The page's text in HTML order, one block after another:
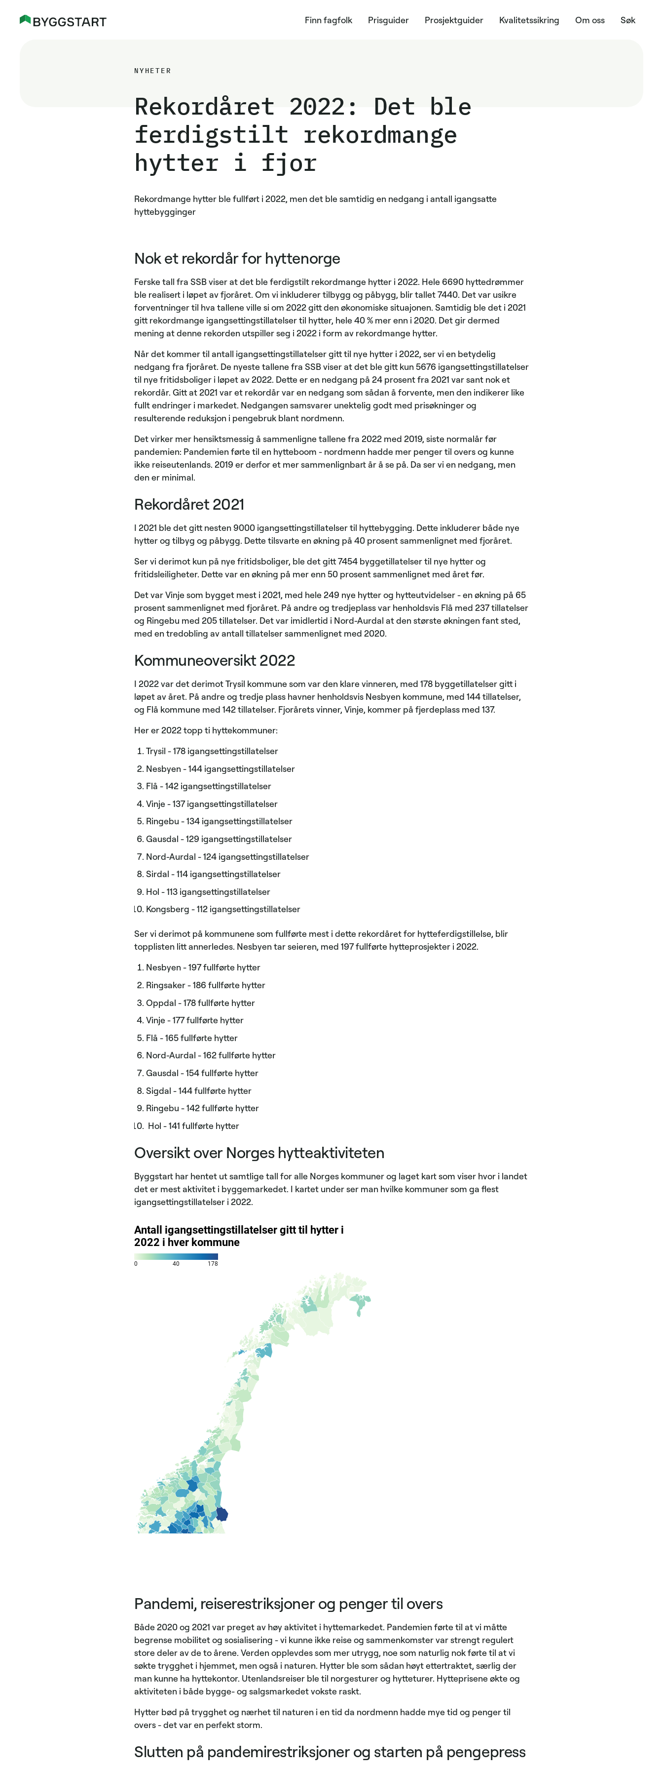
Finn fagfolk Prisguider Prosjektguider Kvalitetssikring Om oss Søk
NYHETER
Rekordåret 2022: Det ble
ferdigstilt rekordmange
hytter i fjor
Rekordmange hytter ble fullført i 2022, men det ble samtidig en nedgang i antall igangsatte
hyttebygginger
Nok et rekordår for hyttenorge
Ferske tall fra SSB viser at det ble ferdigstilt rekordmange hytter i 2022. Hele 6690 hyttedrømmer
ble realisert i løpet av fjoråret. Om vi inkluderer tilbygg og påbygg, blir tallet 7440. Det var usikre
forventninger til hva tallene ville si om 2022 gitt den økonomiske situajonen. Samtidig ble det i 2021
gitt rekordmange igangsettingstillatelser til hytter, hele 40 % mer enn i 2020. Det gir dermed
mening at denne rekorden utspiller seg i 2022 i form av rekordmange hytter.
Når det kommer til antall igangsettingstillatelser gitt til nye hytter i 2022, ser vi en betydelig
nedgang fra fjoråret. De nyeste tallene fra SSB viser at det ble gitt kun 5676 igangsettingstillatelser
til nye fritidsboliger i løpet av 2022. Dette er en nedgang på 24 prosent fra 2021 var sant nok et
rekordår. Gitt at 2021 var et rekordår var en nedgang som sådan å forvente, men den indikerer like
fullt endringer i markedet. Nedgangen samsvarer unektelig godt med prisøkninger og
resulterende reduksjon i pengebruk blant nordmenn.
Det virker mer hensiktsmessig å sammenligne tallene fra 2022 med 2019, siste normalår før
pandemien: Pandemien førte til en hytteboom - nordmenn hadde mer penger til overs og kunne
ikke reiseutenlands. 2019 er derfor et mer sammenlignbart år å se på. Da ser vi en nedgang, men
den er minimal.
Rekordåret 2021
I 2021 ble det gitt nesten 9000 igangsettingstillatelser til hyttebygging. Dette inkluderer både nye
hytter og tilbyg og påbygg. Dette tilsvarte en økning på 40 prosent sammenlignet med fjoråret.
Ser vi derimot kun på nye fritidsboliger, ble det gitt 7454 byggetillatelser til nye hytter og
fritidsleiligheter. Dette var en økning på mer enn 50 prosent sammenlignet med året før.
Det var Vinje som bygget mest i 2021, med hele 249 nye hytter og hytteutvidelser - en økning på 65
prosent sammenlignet med fjoråret. På andre og tredjeplass var henholdsvis Flå med 237 tillatelser
og Ringebu med 205 tillatelser. Det var imidlertid i Nord-Aurdal at den største økningen fant sted,
med en tredobling av antall tillatelser sammenlignet med 2020.
Kommuneoversikt 2022
I 2022 var det derimot Trysil kommune som var den klare vinneren, med 178 byggetillatelser gitt i
løpet av året. På andre og tredje plass havner henholdsvis Nesbyen kommune, med 144 tillatelser,
og Flå kommune med 142 tillatelser. Fjorårets vinner, Vinje, kommer på fjerdeplass med 137.
Her er 2022 topp ti hyttekommuner:
Trysil - 178 igangsettingstillatelser
Nesbyen - 144 igangsettingstillatelser
Flå - 142 igangsettingstillatelser
Vinje - 137 igangsettingstillatelser
Ringebu - 134 igangsettingstillatelser
Gausdal - 129 igangsettingstillatelser
Nord-Aurdal - 124 igangsettingstillatelser
Sirdal - 114 igangsettingstillatelser
Hol - 113 igangsettingstillatelser
Kongsberg - 112 igangsettingstillatelser
Ser vi derimot på kommunene som fullførte mest i dette rekordåret for hytteferdigstillelse, blir
topplisten litt annerledes. Nesbyen tar seieren, med 197 fullførte hytteprosjekter i 2022.
Nesbyen - 197 fullførte hytter
Ringsaker - 186 fullførte hytter
Oppdal - 178 fullførte hytter
Vinje - 177 fullførte hytter
Flå - 165 fullførte hytter
Nord-Aurdal - 162 fullførte hytter
Gausdal - 154 fullførte hytter
Sigdal - 144 fullførte hytter
Ringebu - 142 fullførte hytter
Hol - 141 fullførte hytter
Oversikt over Norges hytteaktiviteten
Byggstart har hentet ut samtlige tall for alle Norges kommuner og laget kart som viser hvor i landet
det er mest aktivitet i byggemarkedet. I kartet under ser man hvilke kommuner som ga flest
igangsettingstillatelser i 2022.
Pandemi, reiserestriksjoner og penger til overs
Både 2020 og 2021 var preget av høy aktivitet i hyttemarkedet. Pandemien førte til at vi måtte
begrense mobilitet og sosialisering - vi kunne ikke reise og sammenkomster var strengt regulert
store deler av de to årene. Verden opplevdes som mer utrygg, noe som naturlig nok førte til at vi
søkte trygghet i hjemmet, men også i naturen. Hytter ble som sådan høyt ettertraktet, særlig der
man kunne ha hyttekontor. Utenlandsreiser ble til norgesturer og hytteturer. Hytteprisene økte og
aktiviteten i både bygge- og salgsmarkedet vokste raskt.
Hytter bød på trygghet og nærhet til naturen i en tid da nordmenn hadde mye tid og penger til
overs - det var en perfekt storm.
Slutten på pandemirestriksjoner og starten på pengepress